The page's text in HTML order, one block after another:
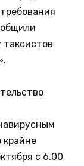
таксистов
крайне
с 6.00